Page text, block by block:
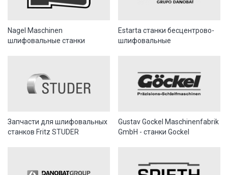
Nagel Maschinen
шлифовальные станки
Estarta станки бесцентрово-
шлифовальные
Запчасти для шлифовальных
станков Fritz STUDER
Gustav Gockel Maschinenfabrik
GmbH - станки Gockel